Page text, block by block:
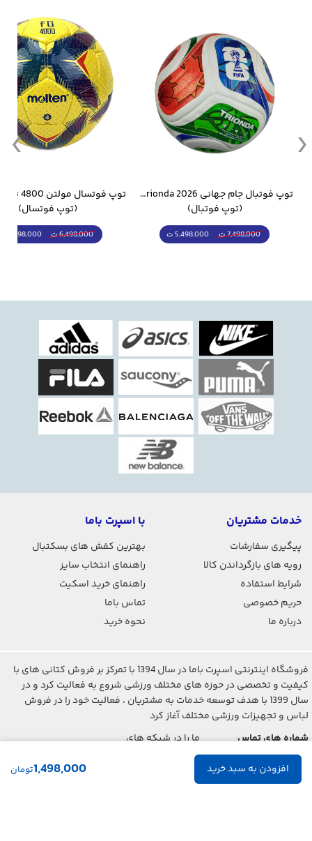
1,498,000تومان
توپ فوتبال جام جهانی 2026 Trionda مشابه اورجینال
(توپ فوتبال)
7,498,000 ت 5,498,000 ت
(توپ فوتسال)
6,498,000 ت 5,298,000 ت
خدمات مشتریان
پیگیری سفارشات
رویه های بازگرداندن کالا
شرایط استفاده
حریم خصوصی
درباره ما
با اسپرت باما
بهترین کفش های بسکتبال
راهنمای انتخاب سایز
راهنمای خرید اسکیت
تماس باما
نحوه خرید
فروشگاه اینترنتی اسپرت باما در سال 1394 با تمرکز بر فروش کتانی های با
کیفیت و تخصصی در حوزه های مختلف ورزشی شروع به فعالیت کرد و در
سال 1399 با هدف توسعه خدمات به مشتریان ، فعالیت خود را در فروش
لباس و تجهیزات ورزشی مختلف آغاز کرد
شماره های تماس
021-2842-7275
ما را در شبکه های
اجتماعی دنبال کنید